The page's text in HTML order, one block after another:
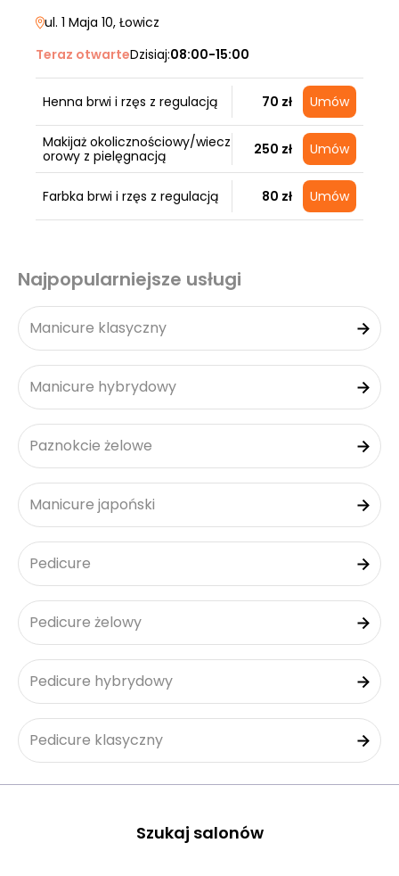
ul. 1 Maja 10, Łowicz
Teraz otwarteDzisiaj:08:00-15:00
Henna brwi i rzęs z regulacją 70 zł Umów
Makijaż okolicznościowy/wiecz
orowy z pielęgnacją
250 zł Umów
Farbka brwi i rzęs z regulacją 80 zł Umów
Najpopularniejsze usługi
Manicure klasyczny
Manicure hybrydowy
Paznokcie żelowe
Manicure japoński
Pedicure
Pedicure żelowy
Pedicure hybrydowy
Pedicure klasyczny
Szukaj salonów